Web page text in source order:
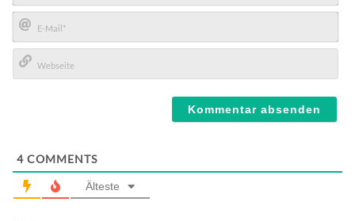
Name*
E-
Mail*
4 COMMENTS
Älteste